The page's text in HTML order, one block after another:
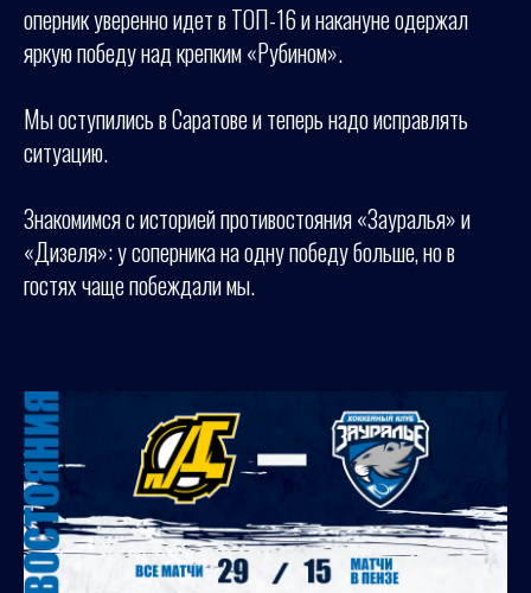
оперник уверенно идет в ТОП-16 и накануне одержал
яркую победу над крепким «Рубином».
Мы оступились в Саратове и теперь надо исправлять
ситуацию.
Знакомимся с историей противостояния «Зауралья» и
«Дизеля»: у соперника на одну победу больше, но в
гостях чаще побеждали мы.